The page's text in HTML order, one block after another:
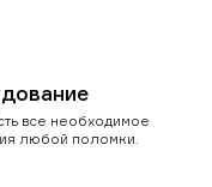
все необходимое
любой поломки.